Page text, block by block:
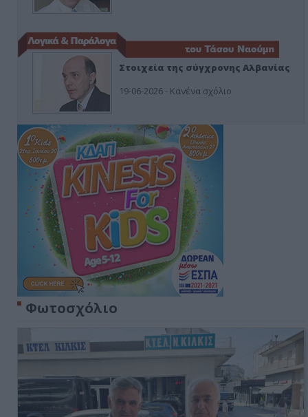
Στοιχεία της σύγχρονης Αλβανίας
19-06-2026 - Κανένα σχόλιο
Φωτοσχόλιο